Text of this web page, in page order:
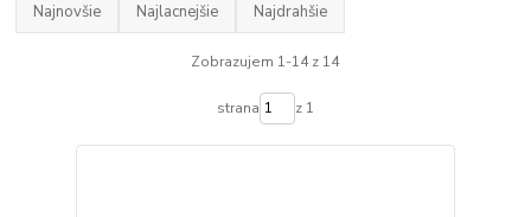
Najnovšie Najlacnejšie Najdrahšie
Zobrazujem 1-14 z 14
strana z 1